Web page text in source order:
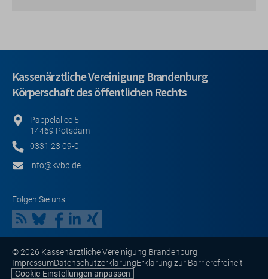
Kassenärztliche Vereinigung Brandenburg
Körperschaft des öffentlichen Rechts
Pappelallee 5
14469 Potsdam
0331 23 09-0
info@kvbb.de
Folgen Sie uns!
© 2026 Kassenärztliche Vereinigung Brandenburg
ImpressumDatenschutzerklärungErklärung zur Barrierefreiheit
Cookie-Einstellungen anpassen